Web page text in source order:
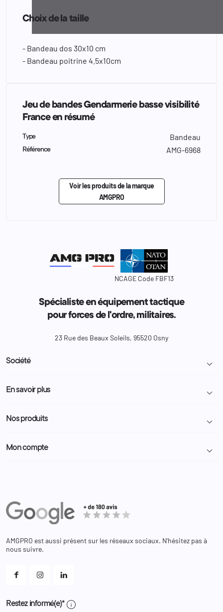
Choix de la taille
- Bandeau dos 30x10 cm
- Bandeau poitrine 4.5x10cm
Jeu de bandes Gendarmerie basse visibilité
France en résumé
Type Bandeau
Référence AMG-6968
Voir les produits de la marque
AMGPRO
NCAGE Code FBF13
Spécialiste en équipement tactique
pour forces de l'ordre, militaires.
23 Rue des Beaux Soleils, 95520 Osny
Société 
Livraison et retour colis
Demande de devis
Nous contacter
En savoir plus 
Programme Fidélité
Administration
Nos produits 
Police Municipale | ASVP
Equipements
Bagagerie
Mon compte 
Adresses
Bons de réduction
Et les cookies ?
AMGPRO est aussi présent sur les réseaux sociaux. N'hésitez pas à
nous suivre.
Restez informé(e)* info